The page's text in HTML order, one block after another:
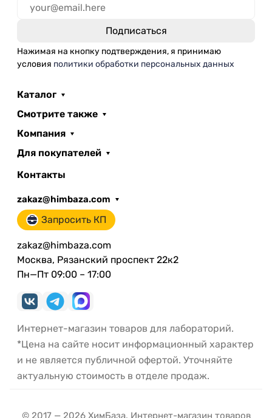
Нажимая на кнопку подтверждения, я принимаю
условия политики обработки персональных данных
Каталог
Смотрите также
Компания
Для покупателей
Контакты
zakaz@himbaza.com
Запросить КП
zakaz@himbaza.com
Москва, Рязанский проспект 22к2
Пн—Пт 09:00 – 17:00
Интернет-магазин товаров для лабораторий.
*Цена на сайте носит информационный характер
и не является публичной офертой. Уточняйте
актуальную стоимость в отделе продаж.
© 2017 — 2026 ХимБаза. Интернет-магазин товаров